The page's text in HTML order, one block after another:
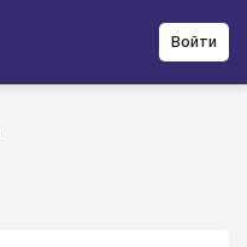
Войти